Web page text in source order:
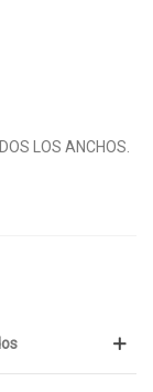
LOS ANCHOS.